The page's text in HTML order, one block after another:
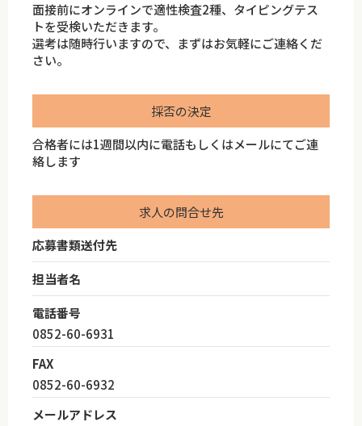
面接前にオンラインで適性検査2種、タイピングテス
トを受検いただきます。
選考は随時行いますので、まずはお気軽にご連絡くだ
さい。
採否の決定
合格者には1週間以内に電話もしくはメールにてご連
絡します
求人の問合せ先
応募書類送付先
担当者名
電話番号
0852-60-6931
FAX
0852-60-6932
メールアドレス